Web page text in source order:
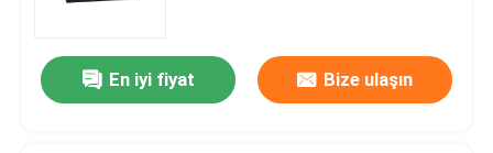
En iyi fiyat Bize ulaşın